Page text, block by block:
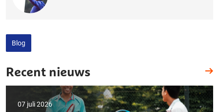
Blog
Recent nieuws
07 juli 2026